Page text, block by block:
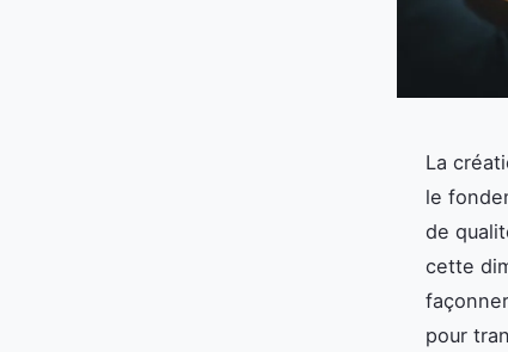
La
le
de
cette
pour